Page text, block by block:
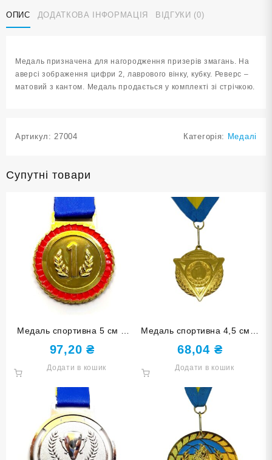
зі
стрічкою
місце
J25-
ОПИС ДОДАТКОВА ІНФОРМАЦІЯ ВІДГУКИ (0)
Медаль призначена для нагородження призерів змагань. На
аверсі зображення цифри 2, лаврового вінку, кубку. Реверс –
матовий з кантом. Медаль продається у комплекті зі стрічкою.
Артикул: 27004 Категорія: Медалі
Супутні товари
Медаль спортивна 5 см зі
стрічкою за І місце J25-03G
97,20 ₴
Додати в кошик
Медаль спортивна 4,5 см зі
стрічкою за І місце J25-06G
68,04 ₴
Додати в кошик